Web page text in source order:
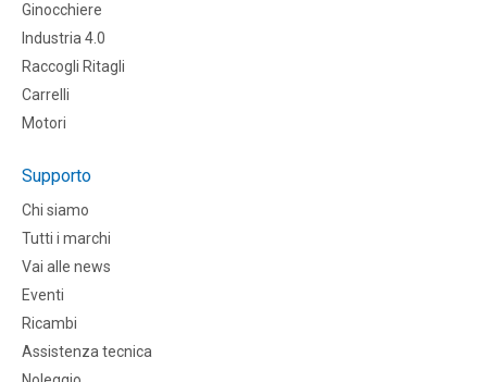
Ginocchiere
Industria 4.0
Raccogli Ritagli
Carrelli
Motori
Supporto
Chi siamo
Tutti i marchi
Vai alle news
Eventi
Ricambi
Assistenza tecnica